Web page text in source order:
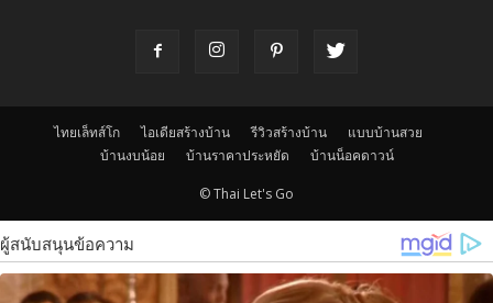
ไทยเล็ทส์โก ไอเดียสร้างบ้าน รีวิวสร้างบ้าน
แบบบ้านสวย
บ้านงบน้อย
บ้านราคาประหยัด บ้านน็อคดาวน์
© Thai Let's Go